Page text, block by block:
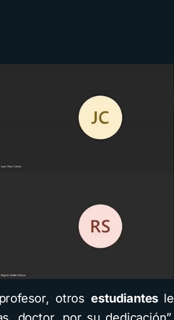
otrosestudiantes le